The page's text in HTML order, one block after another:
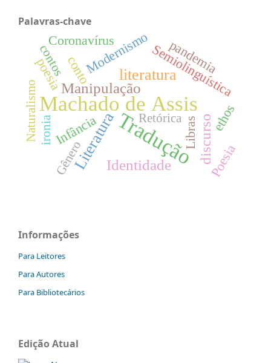
Palavras-chave
Machado de Assis
Tradução
literatura
Literatura
Manipulação
discurso
Identidade
Semiolinguística
conto
Infância
Modernismo
ethos
Libras
poesia pandemia
Poesia
Coronavírus
contos
Naturalismo Retórica
Gênero
ironia
Informações
Para Leitores
Para Autores
Para Bibliotecários
Edição Atual